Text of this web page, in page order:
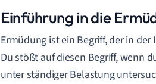
Einführung in die
Ermüdung ist ein Begriff, der in
Du stößt auf diesen Begriff, wenn
unter ständiger Belastung